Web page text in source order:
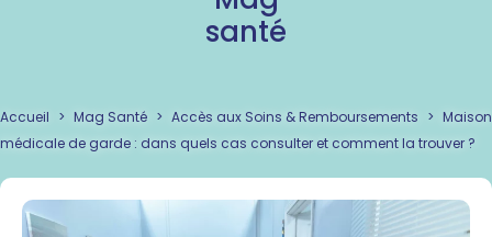
santé
Accueil > Mag Santé > Accès aux Soins & Remboursements > Maison
médicale de garde : dans quels cas consulter et comment la trouver ?